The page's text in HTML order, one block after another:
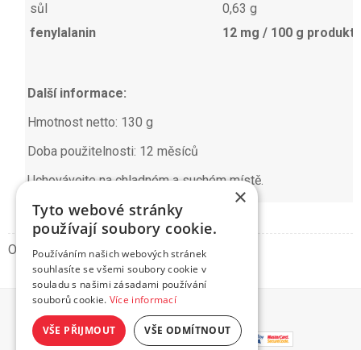
sůl
0,63 g
fenylalanin
12 mg / 100 g produktu
Další informace:
Hmotnost netto: 130 g
Doba použitelnosti: 12 měsíců
Uchovávejte na chladném a suchém místě.
Obrázky mají pouze informativní charakter.
© 2026 HIT Jídlo
×
Tyto webové stránky
používají soubory cookie.
Používáním našich webových stránek
souhlasíte se všemi soubory cookie v
souladu s našimi zásadami používání
souborů cookie. Více informací
VŠE PŘIJMOUT VŠE ODMÍTNOUT